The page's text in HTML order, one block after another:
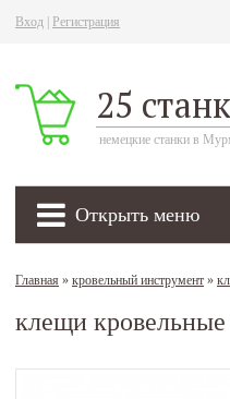
Вход Регистрация
25
немецкие станки в
Открыть меню
Главная » кровельный инструмент »
клещи